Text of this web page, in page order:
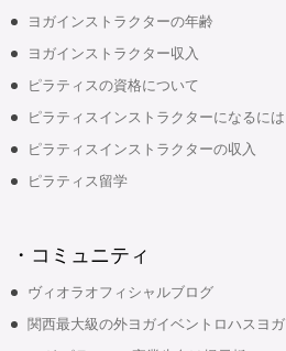
ヨガインストラクターの年齢
ヨガインストラクター収入
ピラティスの資格について
ピラティスインストラクターになるには
ピラティスインストラクターの収入
ピラティス留学
・コミュニティ
ヴィオラオフィシャルブログ
関西最大級の外ヨガイベントロハスヨガ